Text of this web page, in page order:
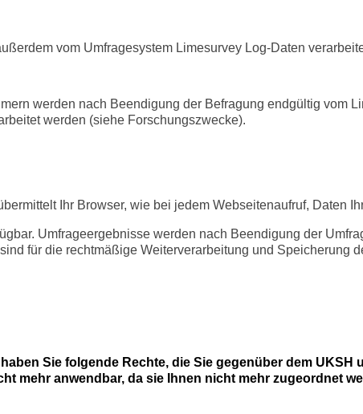
vom Umfragesystem Limesurvey Log-Daten
werden nach Beendigung der Befragung endgültig vom
werden (siehe Forschungszwecke).
Ihr Browser, wie bei jedem Webseitenaufruf, Daten
Umfrageergebnisse werden nach Beendigung der
für die rechtmäßige Weiterverarbeitung und Speicherung
Sie folgende Rechte, die Sie gegenüber dem
mehr anwendbar, da sie Ihnen nicht mehr zugeordnet